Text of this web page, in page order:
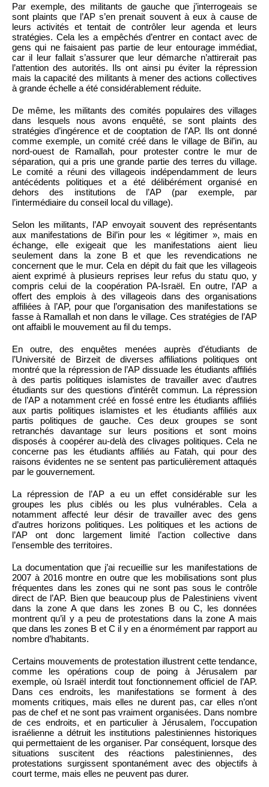
Par exemple, des militants de gauche que j’interrogeais se
sont plaints que l’AP s’en prenait souvent à eux à cause de
leurs activités et tentait de contrôler leur agenda et leurs
stratégies. Cela les a empêchés d’entrer en contact avec de
gens qui ne faisaient pas partie de leur entourage immédiat,
car il leur fallait s’assurer que leur démarche n’attirerait pas
l’attention des autorités. Ils ont ainsi pu éviter la répression
mais la capacité des militants à mener des actions collectives
à grande échelle a été considérablement réduite.
De même, les militants des comités populaires des villages
dans lesquels nous avons enquêté, se sont plaints des
stratégies d’ingérence et de cooptation de l’AP. Ils ont donné
comme exemple, un comité créé dans le village de Bil’in, au
nord-ouest de Ramallah, pour protester contre le mur de
séparation, qui a pris une grande partie des terres du village.
Le comité a réuni des villageois indépendamment de leurs
antécédents politiques et a été délibérément organisé en
dehors des institutions de l’AP (par exemple, par
l’intermédiaire du conseil local du village).
Selon les militants, l’AP envoyait souvent des représentants
aux manifestations de Bil’in pour les « légitimer », mais en
échange, elle exigeait que les manifestations aient lieu
seulement dans la zone B et que les revendications ne
concernent que le mur. Cela en dépit du fait que les villageois
aient exprimé à plusieurs reprises leur refus du statu quo, y
compris celui de la coopération PA-Israël. En outre, l’AP a
offert des emplois à des villageois dans des organisations
affiliées à l’AP, pour que l’organisation des manifestations se
fasse à Ramallah et non dans le village. Ces stratégies de l’AP
ont affaibli le mouvement au fil du temps.
En outre, des enquêtes menées auprès d’étudiants de
l’Université de Birzeit de diverses affiliations politiques ont
montré que la répression de l’AP dissuade les étudiants affiliés
à des partis politiques islamistes de travailler avec d’autres
étudiants sur des questions d’intérêt commun. La répression
de l’AP a notamment créé en fossé entre les étudiants affiliés
aux partis politiques islamistes et les étudiants affiliés aux
partis politiques de gauche. Ces deux groupes se sont
retranchés davantage sur leurs positions et sont moins
disposés à coopérer au-delà des clivages politiques. Cela ne
concerne pas les étudiants affiliés au Fatah, qui pour des
raisons évidentes ne se sentent pas particulièrement attaqués
par le gouvernement.
La répression de l’AP a eu un effet considérable sur les
groupes les plus ciblés ou les plus vulnérables. Cela a
notamment affecté leur désir de travailler avec des gens
d’autres horizons politiques. Les politiques et les actions de
l’AP ont donc largement limité l’action collective dans
l’ensemble des territoires.
La documentation que j’ai recueillie sur les manifestations de
2007 à 2016 montre en outre que les mobilisations sont plus
fréquentes dans les zones qui ne sont pas sous le contrôle
direct de l’AP. Bien que beaucoup plus de Palestiniens vivent
dans la zone A que dans les zones B ou C, les données
montrent qu’il y a peu de protestations dans la zone A mais
que dans les zones B et C il y en a énormément par rapport au
nombre d’habitants.
Certains mouvements de protestation illustrent cette tendance,
comme les opérations coup de poing à Jérusalem par
exemple, où Israël interdit tout fonctionnement officiel de l’AP.
Dans ces endroits, les manifestations se forment à des
moments critiques, mais elles ne durent pas, car elles n’ont
pas de chef et ne sont pas vraiment organisées. Dans nombre
de ces endroits, et en particulier à Jérusalem, l’occupation
israélienne a détruit les institutions palestiniennes historiques
qui permettaient de les organiser. Par conséquent, lorsque des
situations suscitent des réactions palestiniennes, des
protestations surgissent spontanément avec des objectifs à
court terme, mais elles ne peuvent pas durer.